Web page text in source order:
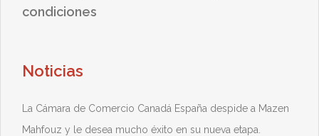
condiciones
Noticias
La Cámara de Comercio Canadá España despide a Mazen
Mahfouz y le desea mucho éxito en su nueva etapa.